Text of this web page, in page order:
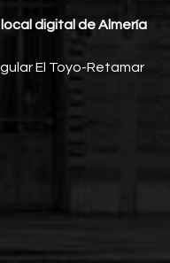
digital de Almería
El Toyo-Retamar